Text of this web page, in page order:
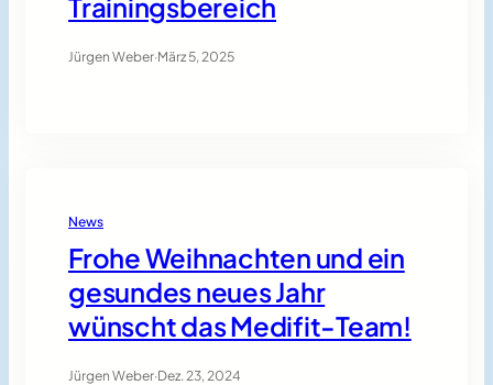
Trainingsbereich
Jürgen Weber·März 5, 2025
News
Frohe Weihnachten und ein
gesundes neues Jahr
wünscht das Medifit-Team!
Jürgen Weber·Dez. 23, 2024